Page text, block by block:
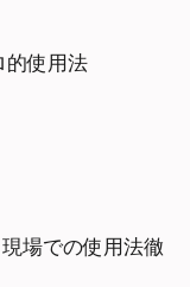
的使用法
場での使用法徹